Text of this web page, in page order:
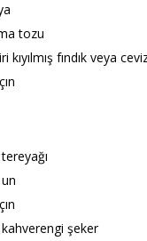
tozu
kıyılmış fındık veya
kahverengi şeker